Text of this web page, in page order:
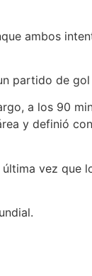
ambos
partido de gol
a los 90
y definió
vez que